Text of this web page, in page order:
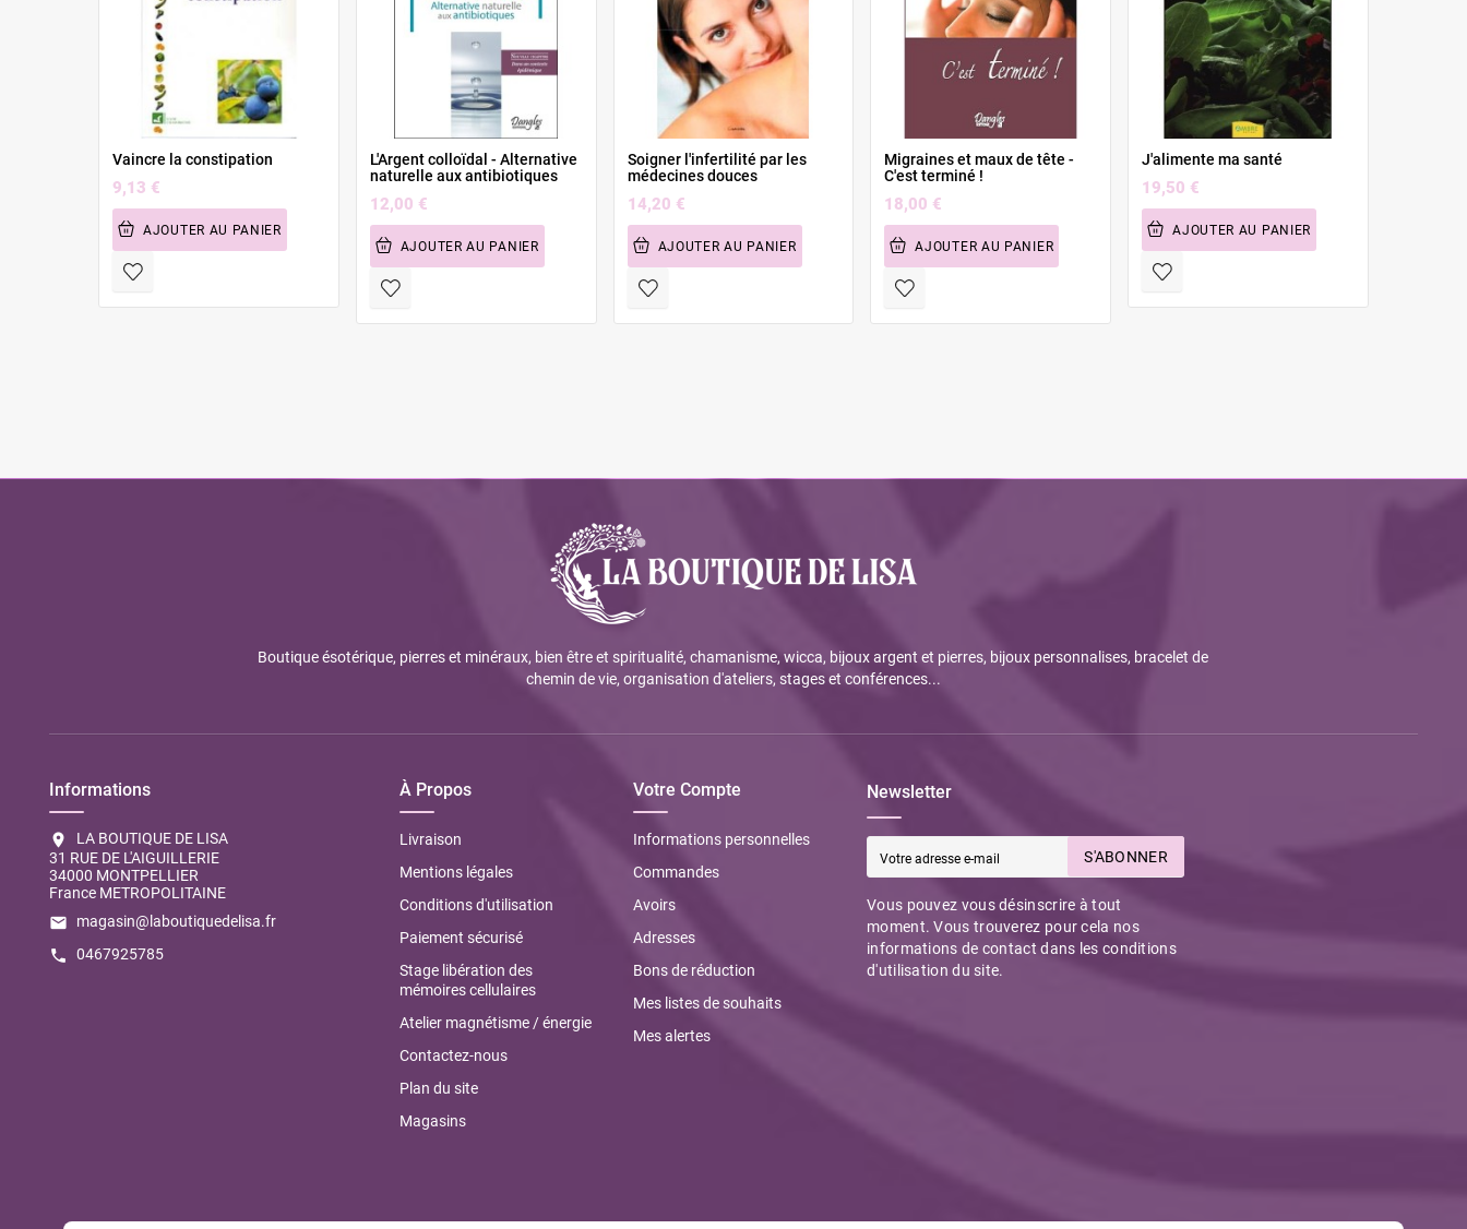
Vaincre la constipation
9,13 €
AJOUTER AU PANIER
L'Argent colloïdal - Alternative
naturelle aux antibiotiques
12,00 €
AJOUTER AU PANIER
Soigner l'infertilité par les
médecines douces
14,20 €
AJOUTER AU PANIER
Migraines et maux de tête -
C'est terminé !
18,00 €
AJOUTER AU PANIER
J'alimente ma santé
19,50 €
AJOUTER AU PANIER
Boutique ésotérique, pierres et minéraux, bien être et spiritualité, chamanisme, wicca, bijoux argent et pierres, bijoux personnalises, bracelet de
chemin de vie, organisation d'ateliers, stages et conférences...
Informations
location_on
LA BOUTIQUE DE LISA
31 RUE DE L'AIGUILLERIE
34000 MONTPELLIER
France METROPOLITAINE
email magasin@laboutiquedelisa.fr
call 0467925785
À Propos
Livraison
Mentions légales
Conditions d'utilisation
Paiement sécurisé
Stage libération des
mémoires cellulaires
Atelier magnétisme / énergie
Contactez-nous
Plan du site
Magasins
Votre Compte
Informations personnelles
Commandes
Avoirs
Adresses
Bons de réduction
Mes listes de souhaits
Mes alertes
Newsletter
S'ABONNER
Vous pouvez vous désinscrire à tout
moment. Vous trouverez pour cela nos
informations de contact dans les conditions
d'utilisation du site.